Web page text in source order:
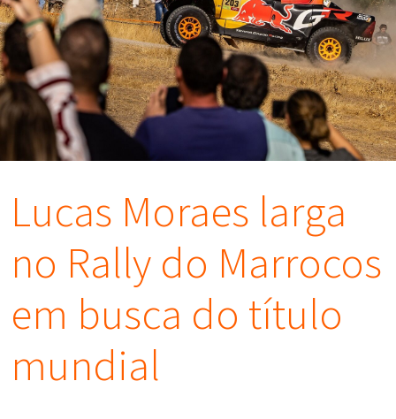
Lucas Moraes larga
no Rally do Marrocos
em busca do título
mundial